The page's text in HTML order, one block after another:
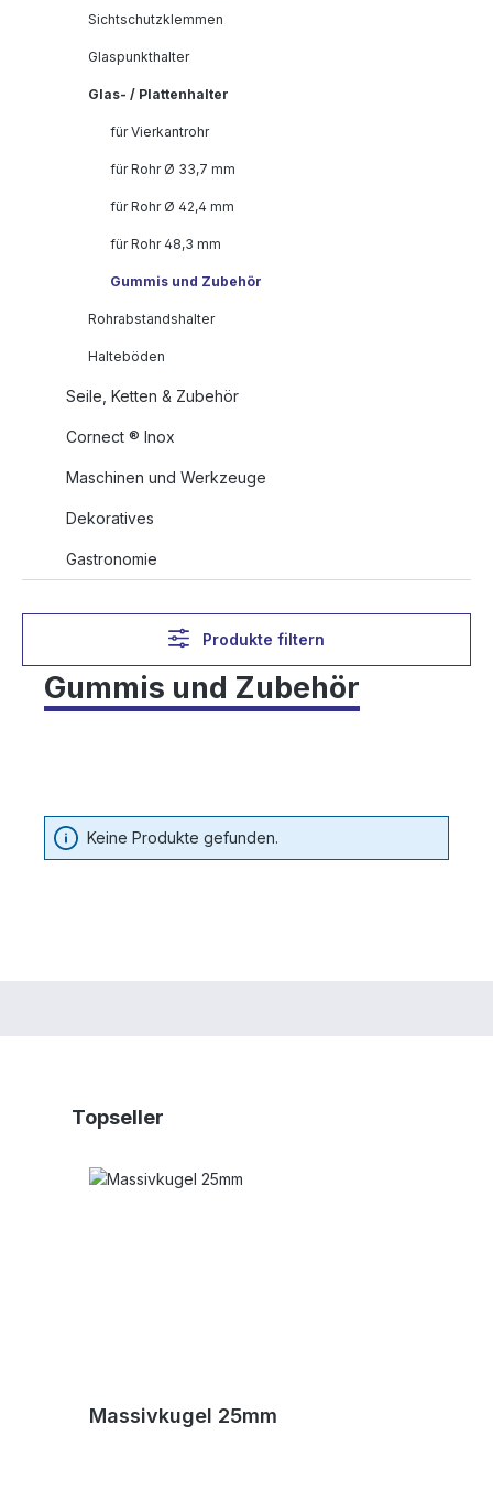
Sichtschutzklemmen
Glaspunkthalter
Glas- / Plattenhalter
für Vierkantrohr
für Rohr Ø 33,7 mm
für Rohr Ø 42,4 mm
für Rohr 48,3 mm
Gummis und Zubehör
Rohrabstandshalter
Halteböden
Seile, Ketten & Zubehör
Cornect ® Inox
Maschinen und Werkzeuge
Dekoratives
Gastronomie
Produkte filtern
Gummis und Zubehör
Keine Produkte gefunden.
Produktgalerie überspringen
Topseller
Massivkugel 25mm